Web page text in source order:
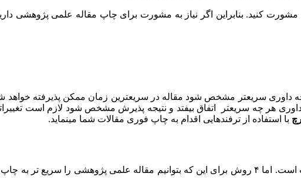
کنید. بنابراین اگر نیاز به مشورت برای چاپ مقاله علمی پژوهشی
داوری سریعتر مشخص شود مقاله در سریعترین زمان ممکن پذیرفته خواهد
داوری هر چه سریعتر اتفاق بیفتد و نتیجه پذیرش مشخص شود لازم است
با استفاده از ترفندهایی اقدام به چاپ فوری مقالات شما مینماید.
این مورد که پذیرش و چاپ مقاله علمی پژوهشی بستگی به داوران مجله دارد کاملا درست است. اما ۴ روش برای این که بتوانیم